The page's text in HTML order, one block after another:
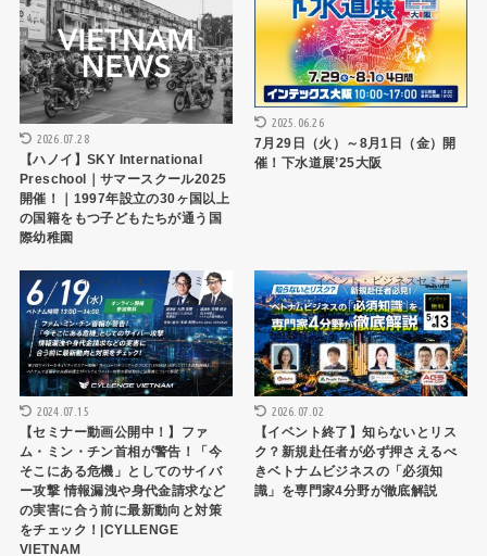
2026.07.28
【ハノイ】SKY International
Preschool｜サマースクール2025
開催！｜1997年設立の30ヶ国以上
の国籍をもつ子どもたちが通う国
際幼稚園
2025.06.26
7月29日（火）～8月1日（金）開
催！下水道展’25大阪
イベント・ビジネスセミナー
2024.07.15
【セミナー動画公開中！】ファ
ム・ミン・チン首相が警告！「今
そこにある危機」としてのサイバ
ー攻撃 情報漏洩や身代金請求など
の実害に合う前に最新動向と対策
をチェック！|CYLLENGE
VIETNAM
イベント・ビジネスセミナー
2026.07.02
【イベント終了】知らないとリス
ク？新規赴任者が必ず押さえるべ
きベトナムビジネスの「必須知
識」を専門家4分野が徹底解説